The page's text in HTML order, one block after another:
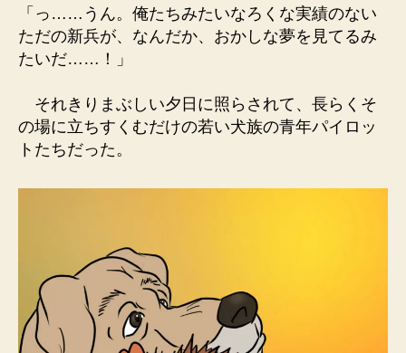
「っ……うん。俺たちみたいなろくな実績のない
ただの新兵が、なんだか、おかしな夢を見てるみ
たいだ……！」
それきりまぶしい夕日に照らされて、長らくそ
の場に立ちすくむだけの若い犬族の青年パイロッ
トたちだった。